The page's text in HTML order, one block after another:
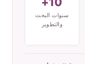
سنوات البحث
والتطوير